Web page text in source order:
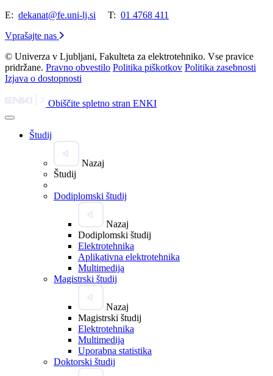
E: dekanat@fe.uni-lj.si T: 01 4768 411
Vprašajte nas
© Univerza v Ljubljani, Fakulteta za elektrotehniko. Vse pravice
pridržane. Pravno obvestilo Politika piškotkov Politika zasebnosti
Izjava o dostopnosti
Obiščite spletno stran ENKI
Študij
Nazaj
Študij
Dodiplomski študij
Nazaj
Dodiplomski študij
Elektrotehnika
Aplikativna elektrotehnika
Multimedija
Magistrski študij
Nazaj
Magistrski študij
Elektrotehnika
Multimedija
Uporabna statistika
Doktorski študij